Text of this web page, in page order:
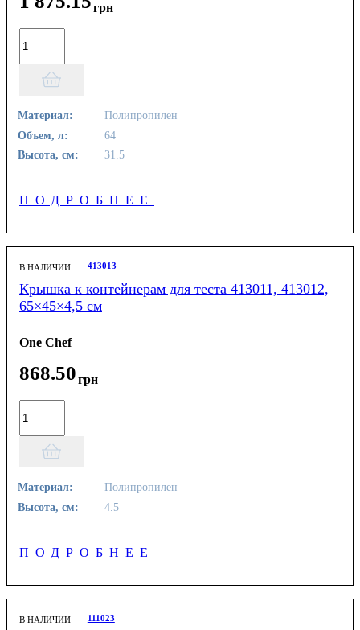
грн
Материал:
Полипропилен
Объем, л:
64
Высота, см:
31.5
ПОДРОБНЕЕ
В НАЛИЧИИ 413013
Крышка к контейнерам для теста 413011, 413012,
65×45×4,5 см
One Chef
868.50грн
Материал:
Полипропилен
Высота, см:
4.5
ПОДРОБНЕЕ
В НАЛИЧИИ 111023